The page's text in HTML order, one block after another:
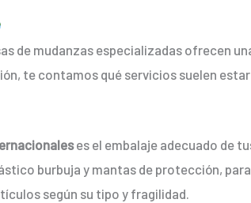
de mudanzas especializadas ofrecen
te contamos qué servicios suelen
es el embalaje adecuado de
burbuja y mantas de protección,
según su tipo y fragilidad.